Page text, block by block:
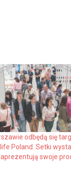
odbędą się
Poland. Setki
swoje